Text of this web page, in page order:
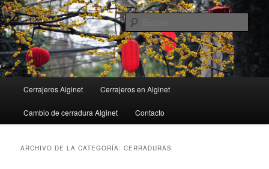
Ir
al
contenido
principal
Ir
al
contenido
secundario
principal
Cerrajeros Alginet Cerrajeros en Alginet
Cambio de cerradura Alginet Contacto
ARCHIVO DE LA CATEGORÍA:CERRADURAS